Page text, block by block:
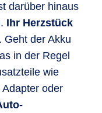
darüber hinaus
Ihr Herzstück
. Geht der Akku
in der Regel
wie
oder